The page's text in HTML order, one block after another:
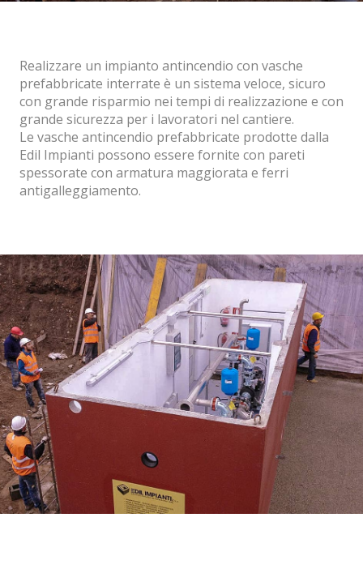
Realizzare un impianto antincendio con vasche
prefabbricate interrate è un sistema veloce, sicuro
con grande risparmio nei tempi di realizzazione e con
grande sicurezza per i lavoratori nel cantiere.
Le vasche antincendio prefabbricate prodotte dalla
Edil Impianti possono essere fornite con pareti
spessorate con armatura maggiorata e ferri
antigalleggiamento.